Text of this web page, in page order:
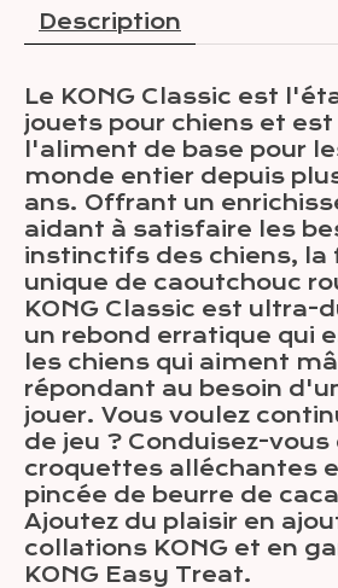
Description
Le KONG Classic est
jouets pour chiens et est
l'aliment de base pour
monde entier depuis
ans. Offrant un
aidant à satisfaire les
instinctifs des chiens, la
unique de caoutchouc
KONG Classic est ultra-
un rebond erratique qui
les chiens qui aiment
répondant au besoin
jouer. Vous voulez
de jeu ? Conduisez-
croquettes alléchantes
pincée de beurre de
Ajoutez du plaisir en
collations KONG et en
KONG Easy Treat.